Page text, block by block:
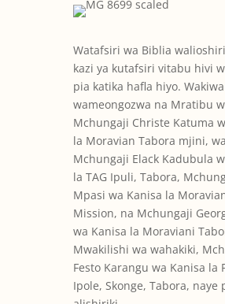
Watafsiri wa Biblia
kazi ya kutafsiri vitabu hivi
pia katika hafla hiyo. Wakiwa
wameongozwa na Mratibu
Mchungaji Christe Katuma
la Moravian Tabora mjini,
Mchungaji Elack Kadubula
la TAG Ipuli, Tabora,
Mpasi wa Kanisa la
Mission, na Mchungaji
wa Kanisa la Moraviani
Mwakilishi wa wahakiki,
Festo Karangu wa Kanisa la
Ipole, Skonge, Tabora, naye